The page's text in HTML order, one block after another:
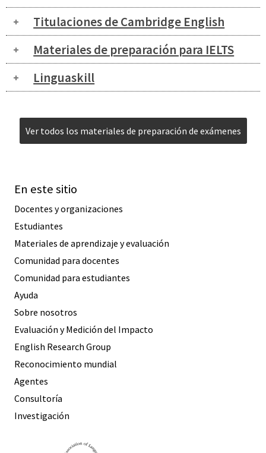
Titulaciones de Cambridge English
Materiales de preparación para IELTS
Linguaskill
Ver todos los materiales de preparación de exámenes
En este sitio
Docentes y organizaciones
Estudiantes
Materiales de aprendizaje y evaluación
Comunidad para docentes
Comunidad para estudiantes
Ayuda
Sobre nosotros
Evaluación y Medición del Impacto
English Research Group
Reconocimiento mundial
Agentes
Consultoría
Investigación